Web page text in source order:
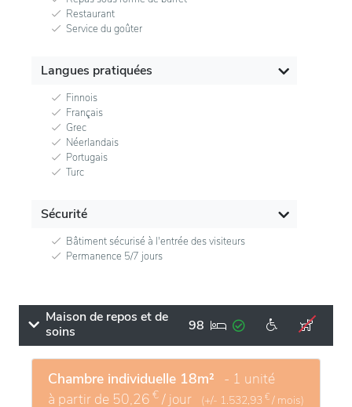
Restaurant
Service du goûter
Langues pratiquées
Finnois
Français
Grec
Néerlandais
Portugais
Turc
Sécurité
Bâtiment sécurisé à l'entrée des visiteurs
Permanence 5/7 jours
Maison de repos et de
soins
98
Chambre individuelle 18m² - 1 unité
à partir de 50,26 € / jour (+/- 1.532,93 € / mois)